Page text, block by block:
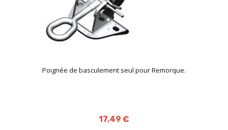
Poignée de basculement seul pour Remorque.
17,49 €